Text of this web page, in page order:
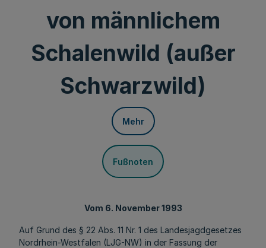
von männlichem
Schalenwild (außer
Schwarzwild)
Mehr
Fußnoten
Vom 6. November 1993
Auf Grund des § 22 Abs. 11 Nr. 1 des Landesjagdgesetzes
Nordrhein-Westfalen (LJG-NW) in der Fassung der